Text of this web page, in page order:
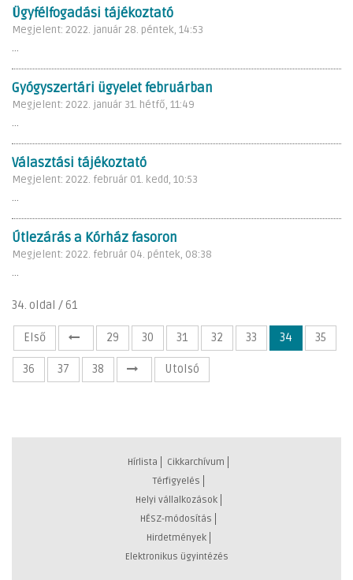
Ügyfélfogadási tájékoztató
Megjelent: 2022. január 28. péntek, 14:53
...
Gyógyszertári ügyelet februárban
Megjelent: 2022. január 31. hétfő, 11:49
...
Választási tájékoztató
Megjelent: 2022. február 01. kedd, 10:53
...
Útlezárás a Kórház fasoron
Megjelent: 2022. február 04. péntek, 08:38
...
34. oldal / 61
Első 29 30 31 32 33 34 35
36 37 38 Utolsó
Hírlista
Cikkarchívum
Térfigyelés
Helyi vállalkozások
HÉSZ-módosítás
Hirdetmények
Elektronikus ügyintézés